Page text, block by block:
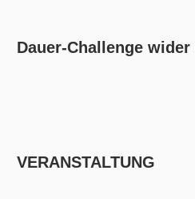
Dauer-Challenge wider
VERANSTALTUNG